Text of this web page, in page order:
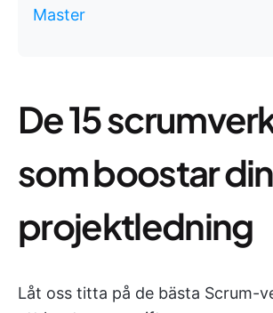
Master
De 15
som boostar
projektledning
Låt oss titta på de bästa Scrum-